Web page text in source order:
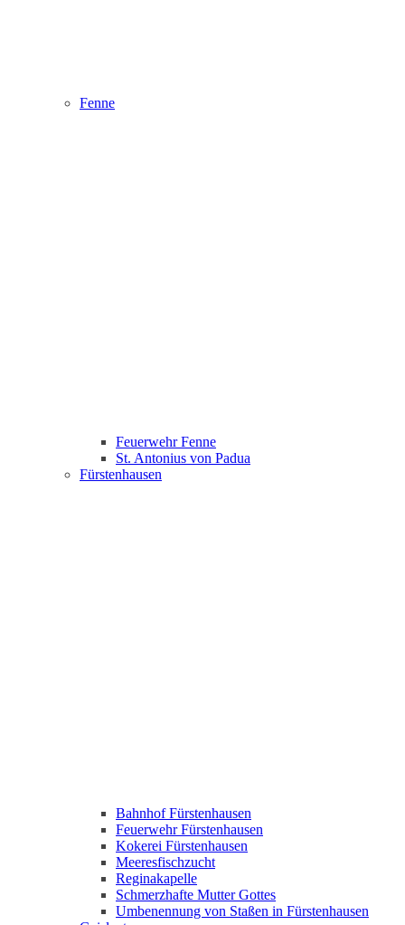
Fenne
Feuerwehr Fenne
St. Antonius von Padua
Fürstenhausen
Bahnhof Fürstenhausen
Feuerwehr Fürstenhausen
Kokerei Fürstenhausen
Meeresfischzucht
Reginakapelle
Schmerzhafte Mutter Gottes
Umbenennung von Staßen in Fürstenhausen